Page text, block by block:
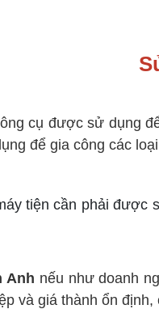
cụ được sử dụng
để gia công các
tiện cần phải được
Anh nếu như doanh
và giá thành ổn